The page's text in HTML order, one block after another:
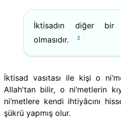
İktisadın diğer
olmasıdır.
2
İktisad vasıtası ile kişi o
Allah'tan bilir, o ni‘metlerin
ni‘metlere kendi ihtiyâcını
şükrü yapmış olur.